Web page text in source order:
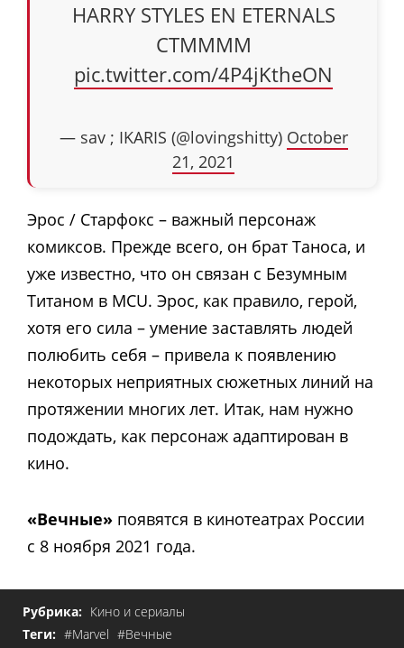
HARRY STYLES EN ETERNALS
CTMMMM
pic.twitter.com/4P4jKtheON
— sav ; IKARIS (@lovingshitty) October
21, 2021
Эрос / Старфокс – важный персонаж
комиксов. Прежде всего, он брат Таноса, и
уже известно, что он связан с Безумным
Титаном в MCU. Эрос, как правило, герой,
хотя его сила – умение заставлять людей
полюбить себя – привела к появлению
некоторых неприятных сюжетных линий на
протяжении многих лет. Итак, нам нужно
подождать, как персонаж адаптирован в
кино.
«Вечные» появятся в кинотеатрах России
с 8 ноября 2021 года.
Рубрика: Кино и сериалы
Теги: #Marvel #Вечные